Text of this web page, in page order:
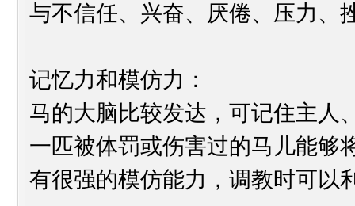
与不信任、兴奋、厌倦、压力、
记忆力和模仿力：
马的大脑比较发达，可记住主人
一匹被体罚或伤害过的马儿能够
有很强的模仿能力，调教时可以